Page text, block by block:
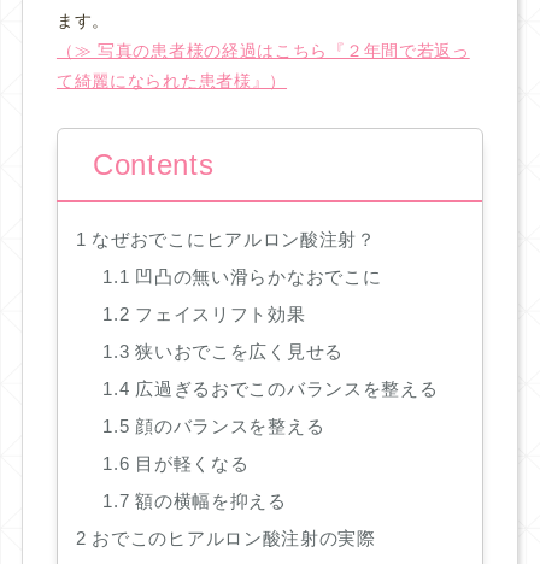
ます。
（≫ 写真の患者様の経過はこちら『２年間で若返っ
て綺麗になられた患者様』）
Contents
1 なぜおでこにヒアルロン酸注射？
1.1 凹凸の無い滑らかなおでこに
1.2 フェイスリフト効果
1.3 狭いおでこを広く見せる
1.4 広過ぎるおでこのバランスを整える
1.5 顔のバランスを整える
1.6 目が軽くなる
1.7 額の横幅を抑える
2 おでこのヒアルロン酸注射の実際